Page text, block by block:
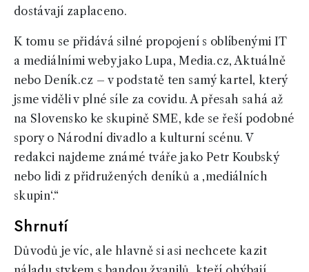
dostávají zaplaceno.
K tomu se přidává silné propojení s oblíbenými IT
a mediálními weby jako Lupa, Media.cz, Aktuálně
nebo Deník.cz – v podstatě ten samý kartel, který
jsme viděli v plné síle za covidu. A přesah sahá až
na Slovensko ke skupině SME, kde se řeší podobné
spory o Národní divadlo a kulturní scénu. V
redakci najdeme známé tváře jako Petr Koubský
nebo lidi z přidružených deníků a ‚mediálních
skupin‘.“
Shrnutí
Důvodů je víc, ale hlavně si asi nechcete kazit